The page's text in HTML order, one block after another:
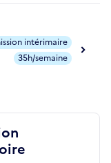
intérimaire
35h/semaine